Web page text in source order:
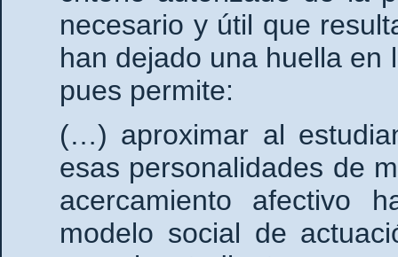
necesario y útil que
han dejado una huella en
pues permite:
(…) aproximar al
esas personalidades de
acercamiento afectivo
modelo social de